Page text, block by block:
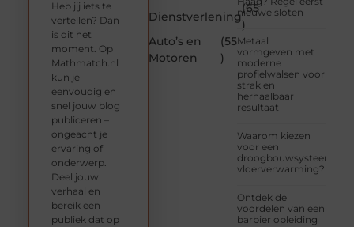
Dienstverlening
(65
)
Auto’s en
Motoren
(55
)
nieuwe sloten
Metaal
vormgeven met
moderne
profielwalsen voor
strak en
herhaalbaar
resultaat
Waarom kiezen
voor een
droogbouwsysteem
vloerverwarming?
Ontdek de
voordelen van een
barbier opleiding
Heb jij iets te
vertellen? Dan
is dit het
moment. Op
Mathmatch.nl
kun je
eenvoudig en
snel jouw blog
publiceren –
ongeacht je
ervaring of
onderwerp.
Deel jouw
verhaal en
bereik een
publiek dat op